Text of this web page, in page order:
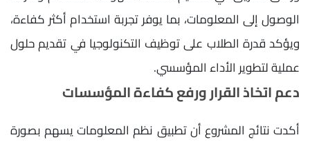
الوصول إلى المعلومات، بما يوفر تجربة استخدام أكثر كفاءة،
ويؤكد قدرة الطلاب على توظيف التكنولوجيا في تقديم حلول
عملية لتطوير الأداء المؤسسي.
دعم اتخاذ القرار ورفع كفاءة المؤسسات
أكدت نتائج المشروع أن تطبيق نظم المعلومات يسهم بصورة